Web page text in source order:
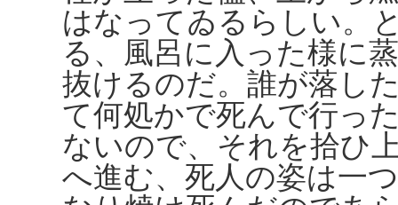
はなってゐるらしい。
る、風呂に入った様に
抜けるのだ。誰が落し
て何処かで死んで行っ
ないので、それを拾ひ
へ進む、死人の姿は一